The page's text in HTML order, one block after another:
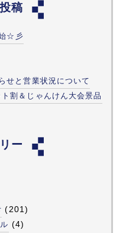
稿
☆彡
せと営業状況について
割＆じゃんけん大会景品
ー
(201)
(4)